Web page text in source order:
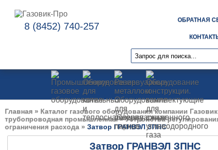
8 (8452) 740-257
ОБРАТНАЯ
Главная » Каталог газового оборудования компании Газовик
трубопроводная промышленная»Устройства
ограничения расхода » Затвор ГРАНВЭЛ ЗПНС
Затвор ГРАНВЭЛ ЗПНС